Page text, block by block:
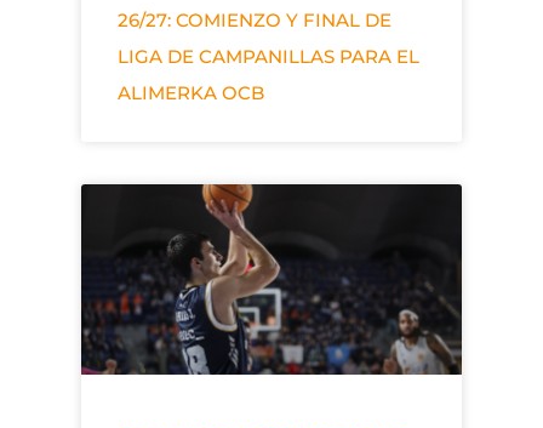
26/27: COMIENZO Y FINAL DE
LIGA DE CAMPANILLAS PARA EL
ALIMERKA OCB